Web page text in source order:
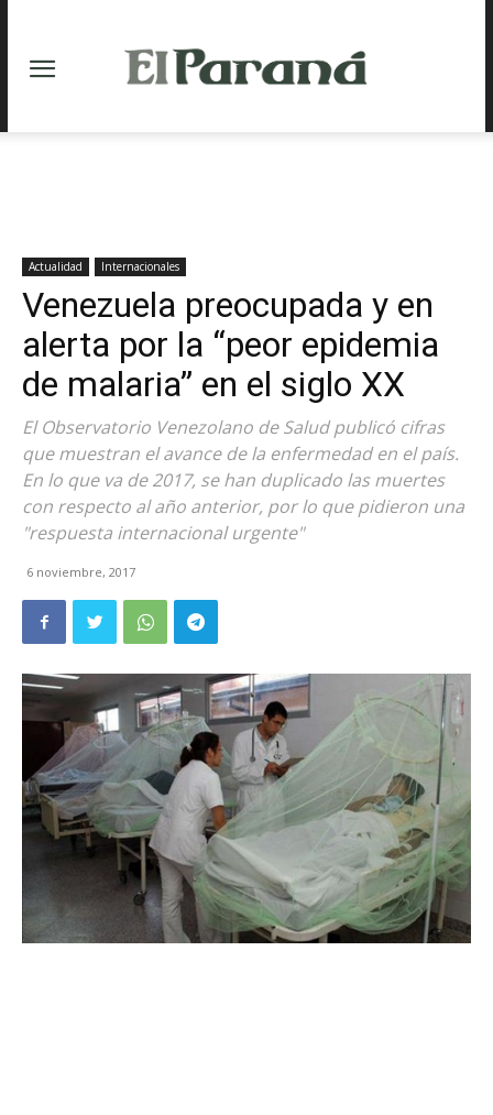
Actualidad Internacionales
Venezuela preocupada y en
alerta por la “peor epidemia
de malaria” en el siglo XX
El Observatorio Venezolano de Salud publicó cifras
que muestran el avance de la enfermedad en el país.
En lo que va de 2017, se han duplicado las muertes
con respecto al año anterior, por lo que pidieron una
"respuesta internacional urgente"
6 noviembre, 2017